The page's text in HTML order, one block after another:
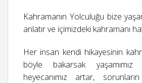
Kahramanın Yolculuğu bize
anlatır ve içimizdeki kahramanı
Her insan kendi hikayesinin
böyle bakarsak yaşamımız
heyecanımız artar,